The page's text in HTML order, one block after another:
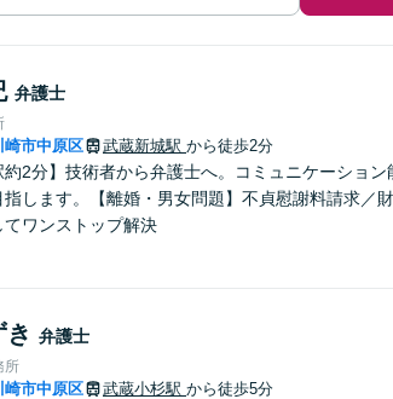
弁護士
崎市中原区 武蔵新城駅 から徒歩2分
約2分】技術者から弁護士へ。コミュニケーショ
指します。【離婚・男女問題】不貞慰謝料請求／
ワンストップ解決
弁護士
所
崎市中原区 武蔵小杉駅 から徒歩5分